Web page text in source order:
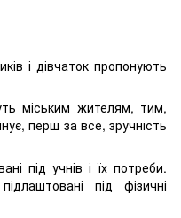
і дівчаток пропонують
міським жителям, тим,
перш за все, зручність
під учнів і їх потреби.
під фізичні